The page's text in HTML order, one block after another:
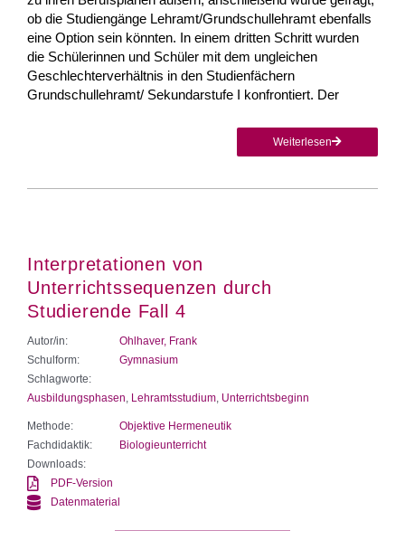
ob die Studiengänge Lehramt/Grundschullehramt ebenfalls
eine Option sein könn­ten. In einem dritten Schritt wurden
die Schülerinnen und Schüler mit dem ungleichen
Geschlechterverhältnis in den Studienfächern
Grundschullehramt/ Sekundarstufe I konfrontiert. Der
Weiterlesen
Interpretationen von
Unterrichtssequenzen durch
Studierende Fall 4
Autor/in:
Ohlhaver, Frank
Schulform:
Gymnasium
Schlagworte:
Ausbildungsphasen Lehramtsstudium Unterrichtsbeginn
Methode:
Objektive Hermeneutik
Fachdidaktik:
Biologieunterricht
Downloads:
PDF-Version
Datenmaterial